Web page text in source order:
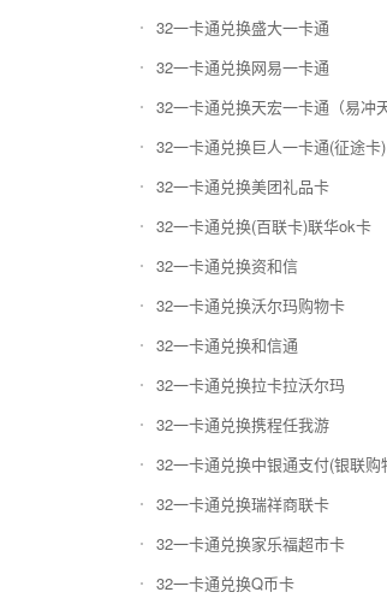
32一卡通兑换盛大一卡通
32一卡通兑换网易一卡通
32一卡通兑换巨人一卡通(征途卡)
32一卡通兑换美团礼品卡
32一卡通兑换(百联卡)联华ok卡
32一卡通兑换资和信
32一卡通兑换沃尔玛购物卡
32一卡通兑换和信通
32一卡通兑换拉卡拉沃尔玛
32一卡通兑换携程任我游
32一卡通兑换瑞祥商联卡
32一卡通兑换家乐福超市卡
32一卡通兑换Q币卡